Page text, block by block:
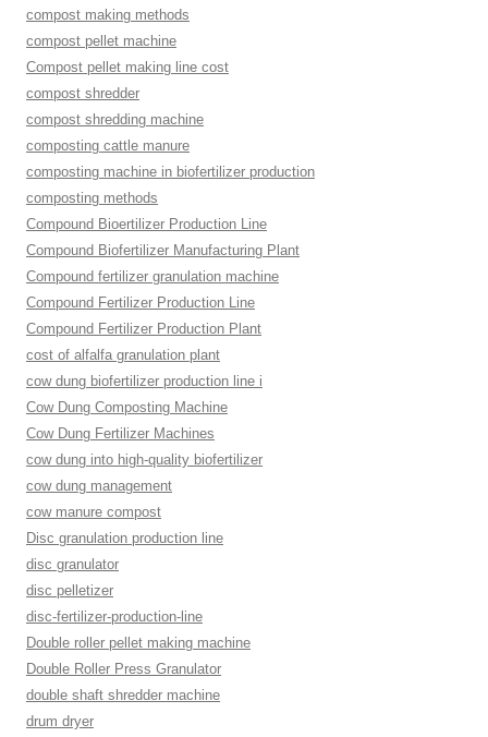
compost making methods
compost pellet machine
Compost pellet making line cost
compost shredder
compost shredding machine
composting cattle manure
composting machine in biofertilizer production
composting methods
Compound Bioertilizer Production Line
Compound Biofertilizer Manufacturing Plant
Compound fertilizer granulation machine
Compound Fertilizer Production Line
Compound Fertilizer Production Plant
cost of alfalfa granulation plant
cow dung biofertilizer production line i
Cow Dung Composting Machine
Cow Dung Fertilizer Machines
cow dung into high-quality biofertilizer
cow dung management
cow manure compost
Disc granulation production line
disc granulator
disc pelletizer
disc-fertilizer-production-line
Double roller pellet making machine
Double Roller Press Granulator
double shaft shredder machine
drum dryer